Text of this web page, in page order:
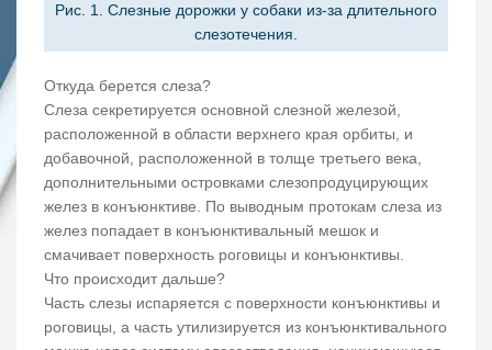
Рис. 1. Слезные дорожки у собаки из-за длительного
слезотечения.
Откуда берется слеза?
Слеза секретируется основной слезной железой,
расположенной в области верхнего края орбиты, и
добавочной, расположенной в толще третьего века,
дополнительными островками слезопродуцирующих
желез в конъюнктиве. По выводным протокам слеза из
желез попадает в конъюнктивальный мешок и
смачивает поверхность роговицы и конъюнктивы.
Что происходит дальше?
Часть слезы испаряется с поверхности конъюнктивы и
роговицы, а часть утилизируется из конъюнктивального